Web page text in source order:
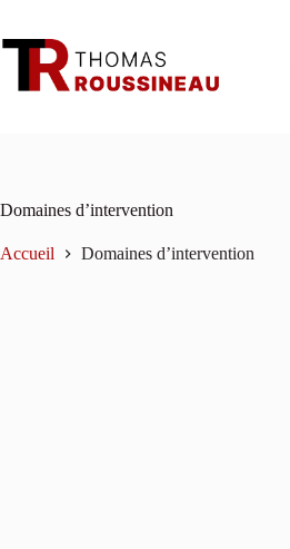
contenu
Domaines d’intervention
Accueil Domaines d’intervention